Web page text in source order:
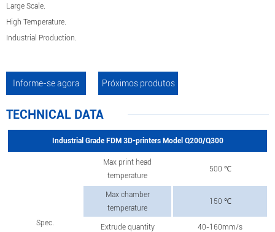
Large Scale.
High Temperature.
Industrial Production.
Informe-se agora Próximos produtos
TECHNICAL DATA
Industrial Grade FDM 3D-printers Model Q200/Q300
Spec.
Max print head
temperature
500 ℃
Max chamber
temperature
150 ℃
Extrude quantity 40-160mm/s